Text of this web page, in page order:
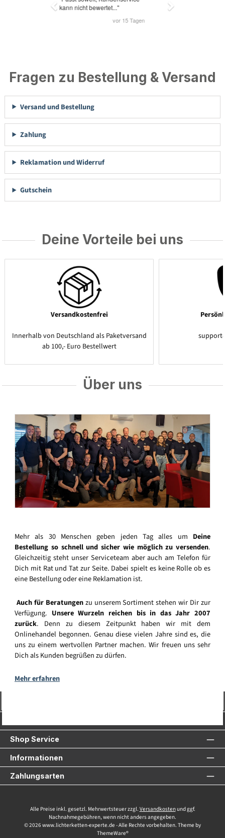
Fragen zu Bestellung & Versand
Versand und Bestellung
Zahlung
Reklamation und Widerruf
Gutschein
Deine Vorteile bei uns
Versandkostenfrei
Innerhalb von Deutschland als Paketversand
ab 100,- Euro Bestellwert
Über uns
Mehr als 30 Menschen geben jeden Tag alles um Deine
Bestellung so schnell und sicher wie möglich zu versenden.
Gleichzeitig steht unser Serviceteam aber auch am Telefon für
Dich mit Rat und Tat zur Seite. Dabei spielt es keine Rolle ob es
eine Bestellung oder eine Reklamation ist.
Auch für Beratungenzu unserem Sortiment stehen wir Dir zur
Verfügung. Unsere Wurzeln reichen bis in das Jahr 2007
zurück. Denn zu diesem Zeitpunkt haben wir mit dem
Onlinehandel begonnen. Genau diese vielen Jahre sind es, die
uns zu einem wertvollen Partner machen. Wir freuen uns sehr
Dich als Kunden begrüßen zu dürfen.
Mehr erfahren
Shop Service
Informationen
Zahlungsarten
Alle Preise inkl. gesetzl. Mehrwertsteuer zzgl. Versandkostenund ggf.
Nachnahmegebühren, wenn nicht anders angegeben.
© 2026 www.lichterketten-experte.de - Alle Rechte vorbehalten. Theme by
ThemeWare®